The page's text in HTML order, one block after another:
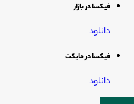
فیکسا در بازار
دانلود
فیکسا در مایکت
دانلود